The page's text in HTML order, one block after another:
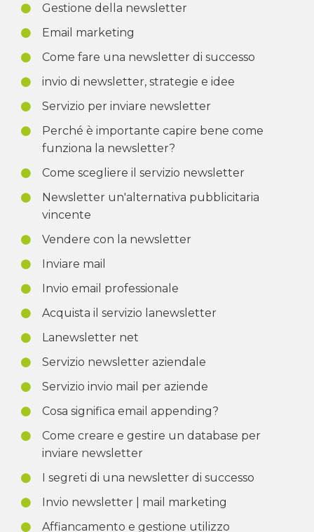
Gestione della newsletter
Email marketing
Come fare una newsletter di successo
invio di newsletter, strategie e idee
Servizio per inviare newsletter
Perché è importante capire bene come
funziona la newsletter?
Come scegliere il servizio newsletter
Newsletter un'alternativa pubblicitaria
vincente
Vendere con la newsletter
Inviare mail
Invio email professionale
Acquista il servizio lanewsletter
Lanewsletter net
Servizio newsletter aziendale
Servizio invio mail per aziende
Cosa significa email appending?
Come creare e gestire un database per
inviare newsletter
I segreti di una newsletter di successo
Invio newsletter | mail marketing
Affiancamento e gestione utilizzo